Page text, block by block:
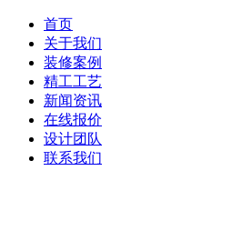
首页
关于我们
装修案例
精工工艺
新闻资讯
在线报价
设计团队
联系我们